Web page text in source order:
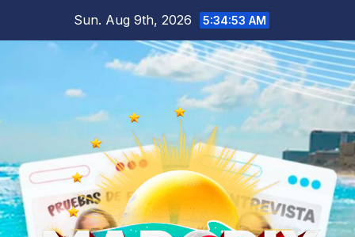
Sun. Aug 9th, 2026 5:34:55 AM